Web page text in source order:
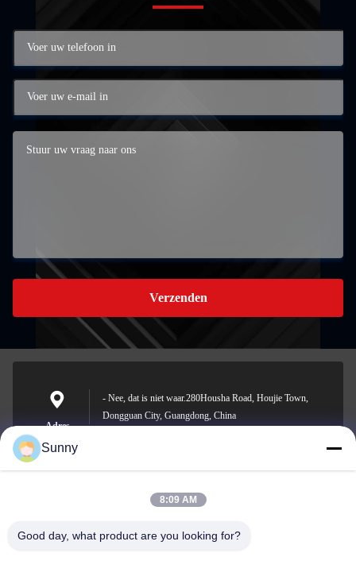
Verzenden
Adres
- Nee, dat is niet waar.280Housha Road, Houjie Town,
Dongguan City, Guangdong, China
E-mail
sunny.xu@woolsche.com
Sunny
8:09 AM
Good day, what product are you looking for?